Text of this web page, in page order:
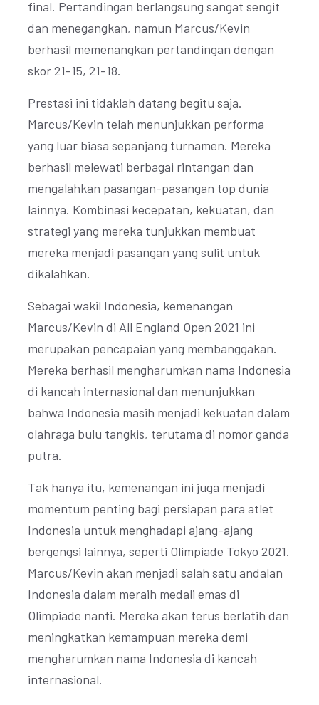
final. Pertandingan berlangsung sangat sengit
dan menegangkan, namun Marcus/Kevin
berhasil memenangkan pertandingan dengan
skor 21-15, 21-18.
Prestasi ini tidaklah datang begitu saja.
Marcus/Kevin telah menunjukkan performa
yang luar biasa sepanjang turnamen. Mereka
berhasil melewati berbagai rintangan dan
mengalahkan pasangan-pasangan top dunia
lainnya. Kombinasi kecepatan, kekuatan, dan
strategi yang mereka tunjukkan membuat
mereka menjadi pasangan yang sulit untuk
dikalahkan.
Sebagai wakil Indonesia, kemenangan
Marcus/Kevin di All England Open 2021 ini
merupakan pencapaian yang membanggakan.
Mereka berhasil mengharumkan nama Indonesia
di kancah internasional dan menunjukkan
bahwa Indonesia masih menjadi kekuatan dalam
olahraga bulu tangkis, terutama di nomor ganda
putra.
Tak hanya itu, kemenangan ini juga menjadi
momentum penting bagi persiapan para atlet
Indonesia untuk menghadapi ajang-ajang
bergengsi lainnya, seperti Olimpiade Tokyo 2021.
Marcus/Kevin akan menjadi salah satu andalan
Indonesia dalam meraih medali emas di
Olimpiade nanti. Mereka akan terus berlatih dan
meningkatkan kemampuan mereka demi
mengharumkan nama Indonesia di kancah
internasional.